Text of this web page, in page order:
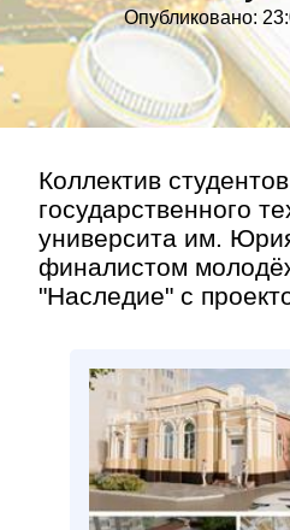
Опубликовано:
Коллектив
государственного
университа им.
финалистом
"Наследие" с
Правила
Контакт»